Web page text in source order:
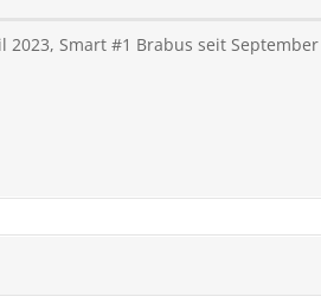
2023, Smart #1 Brabus seit September